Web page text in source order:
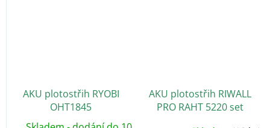
AKU plotostřih RYOBI
OHT1845
AKU plotostřih RIWALL
PRO RAHT 5220 set